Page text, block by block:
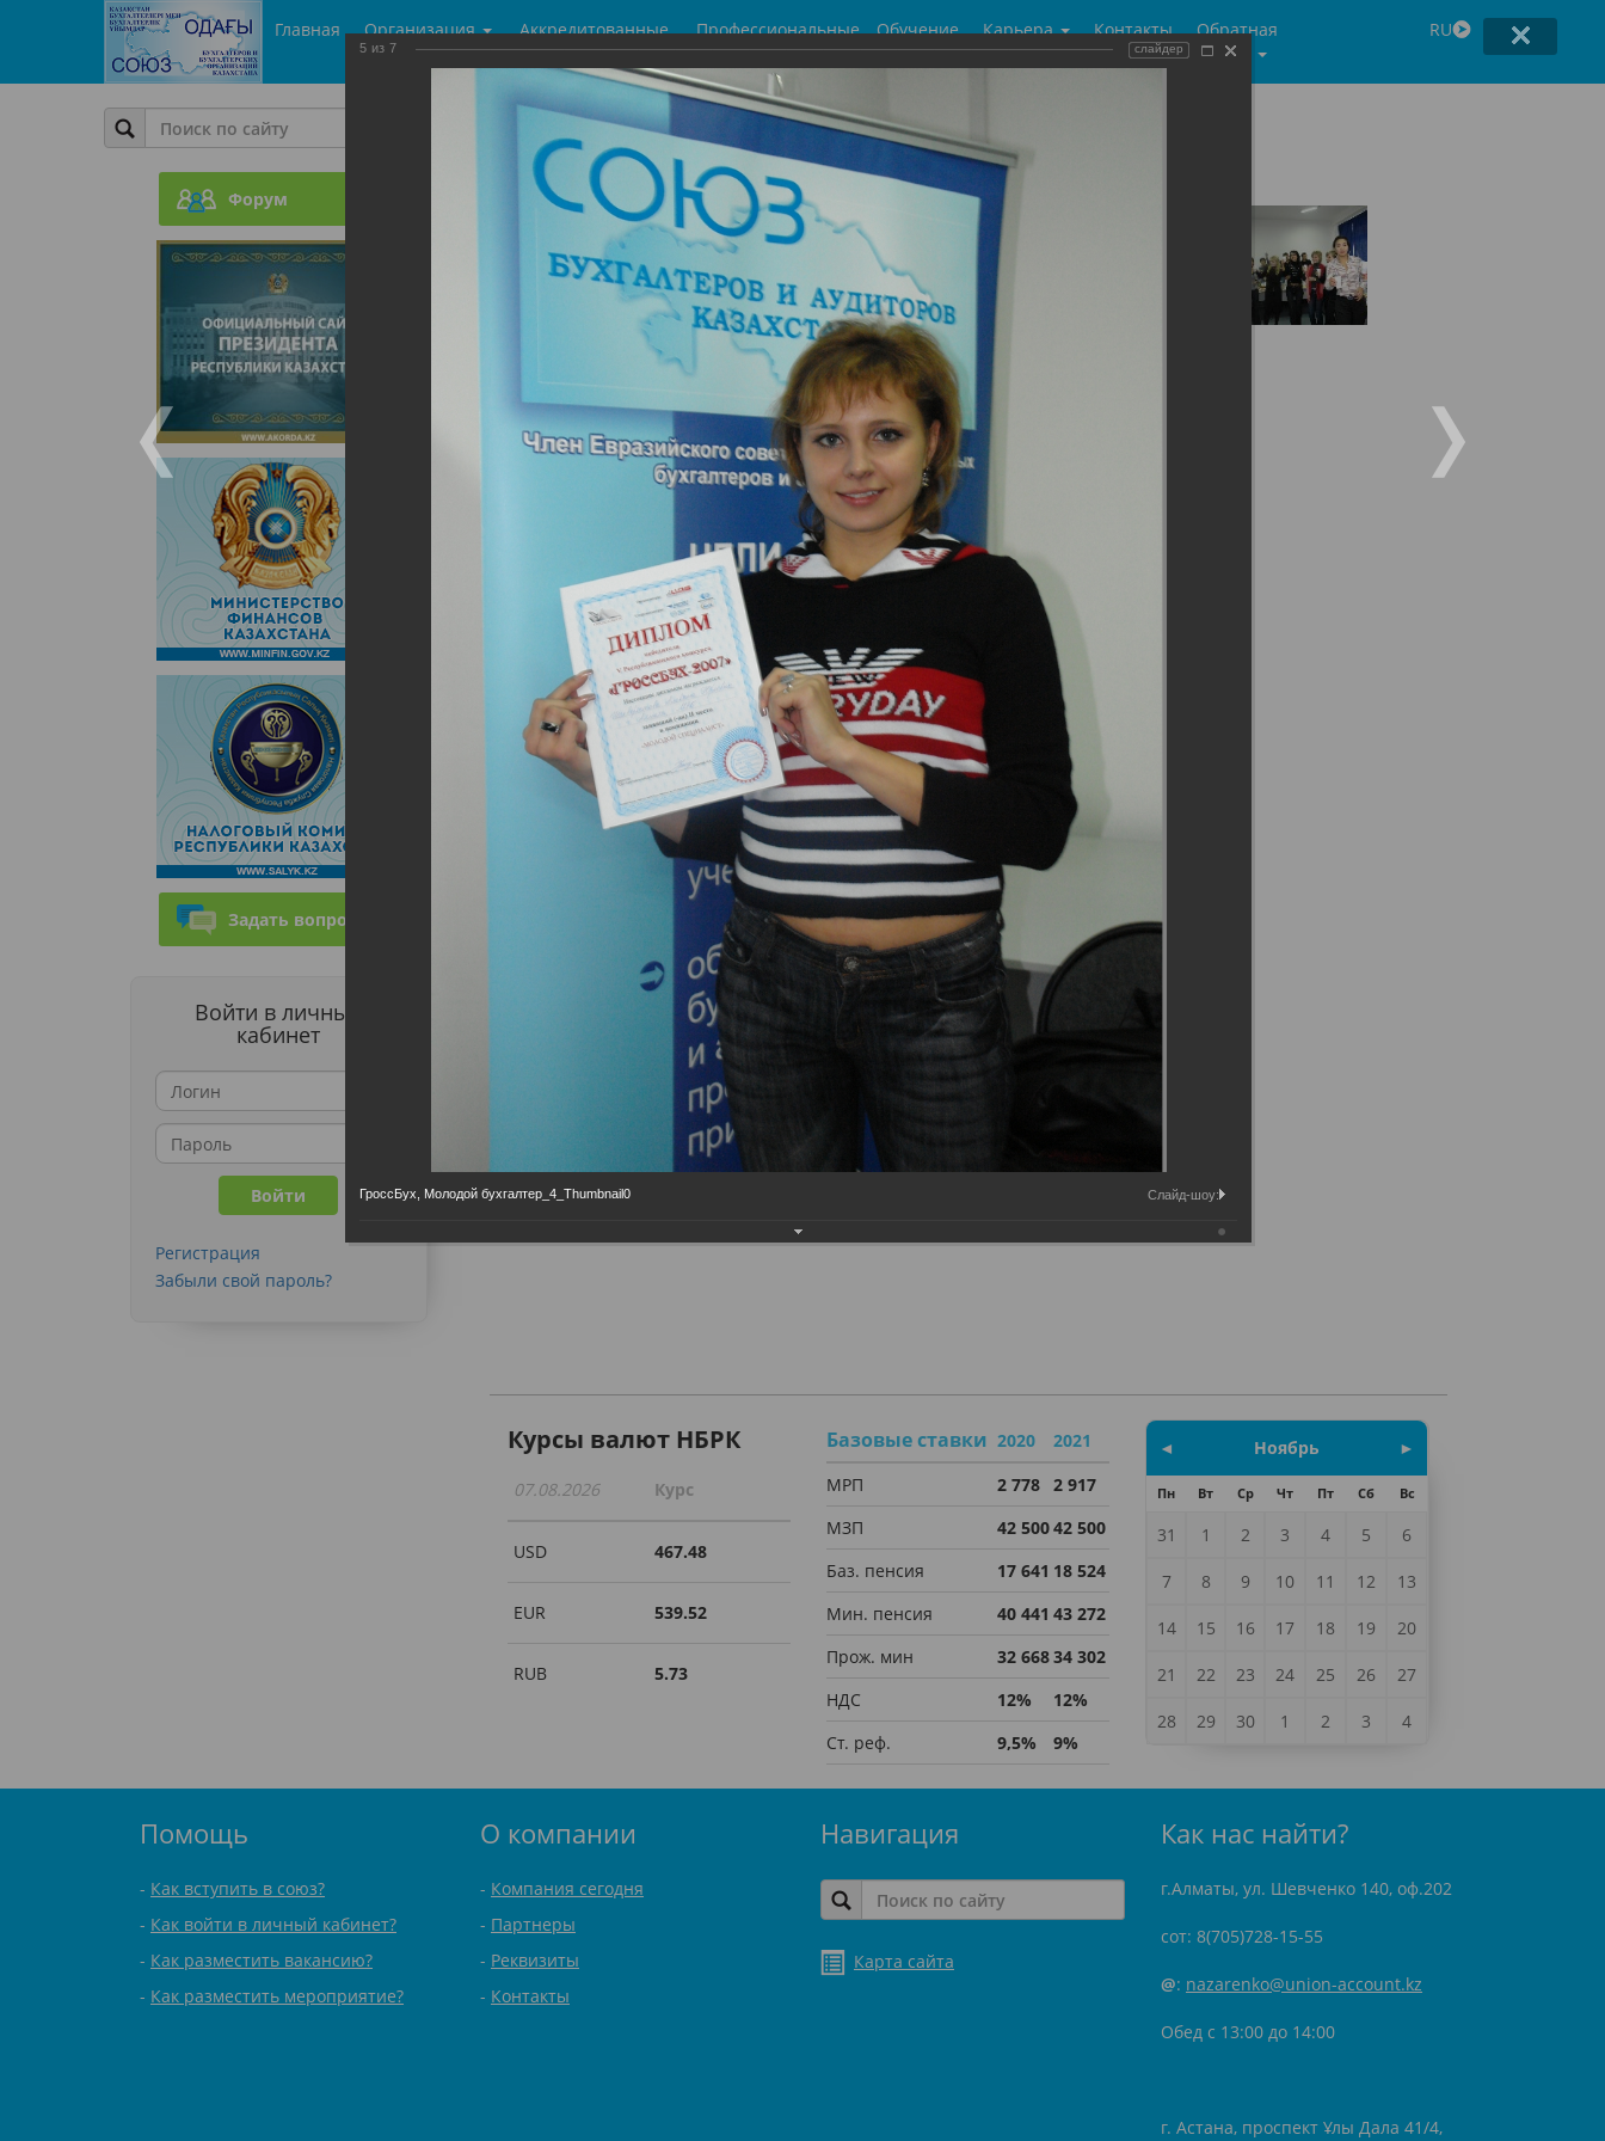
Главная Организация
Аккредитованные
центры
Профессиональные
бухгалтеры
Обучение Карьера Контакты
Обратная
связь
RU
Форум
Задать вопрос
Войти в личный
кабинет
Регистрация
Забыли свой пароль?
Фотогалерея
ГроссБух. Молодой бухгалтер
Курсы валют НБРК
07.08.2026 Курс
USD 467.48
EUR 539.52
RUB 5.73
Базовые ставки 2020
2021
МРП
2 778 2 917
МЗП
42 50042 500
Баз. пенсия
17 641 18 524
Мин. пенсия
40 441 43 272
Прож. мин
32 66834 302
НДС
12%
12%
Ст. реф.
9,5% 9%
◄ ►
Ноябрь
Пн Вт Ср Чт Пт Сб Вс
31 1 2 3 4 5 6
7 8 9 10 11 12 13
14 15 16 17 18 19 20
21 22 23 24 25 26 27
28 29 30 1 2 3 4
Помощь
Как вступить в союз?
Как войти в личный кабинет?
Как разместить вакансию?
Как разместить мероприятие?
О компании
Компания сегодня
Партнеры
Реквизиты
Контакты
Навигация
Карта сайта
Как нас найти?
г.Алматы, ул. Шевченко 140, оф.202
сот: 8(705)728-15-55
@: nazarenko@union-account.kz
Обед с 13:00 до 14:00
г. Астана, проспект Ұлы Дала 41/4,
5 из 7 слайдер
ГроссБух, Молодой бухгалтер_4_Thumbnail0 Слайд-шоу: